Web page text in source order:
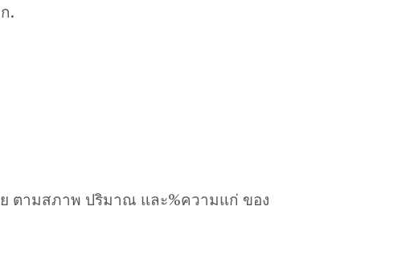
.
ตามสภาพ ปริมาณ และ%ความแก่ ของ